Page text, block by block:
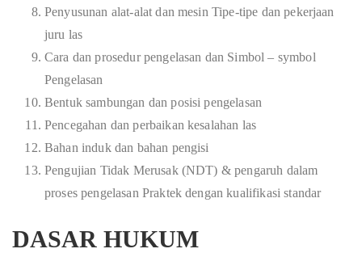
Penyusunan alat-alat dan mesin Tipe-tipe dan pekerjaan
juru las
Cara dan prosedur pengelasan dan Simbol – symbol
Pengelasan
Bentuk sambungan dan posisi pengelasan
Pencegahan dan perbaikan kesalahan las
Bahan induk dan bahan pengisi
Pengujian Tidak Merusak (NDT) & pengaruh dalam
proses pengelasan Praktek dengan kualifikasi standar
DASAR HUKUM